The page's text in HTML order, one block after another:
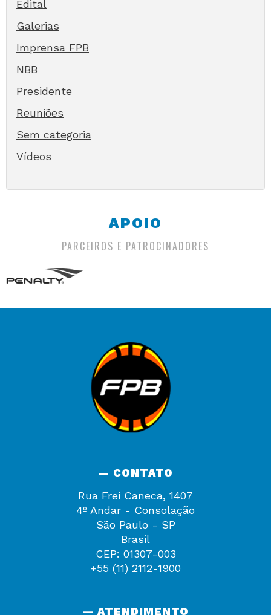
Edital
Galerias
Imprensa FPB
NBB
Presidente
Reuniões
Sem categoria
Vídeos
APOIO
PARCEIROS E PATROCINADORES
— CONTATO
Rua Frei Caneca, 1407
4º Andar - Consolação
São Paulo - SP
Brasil
CEP: 01307-003
+55 (11) 2112-1900
— ATENDIMENTO